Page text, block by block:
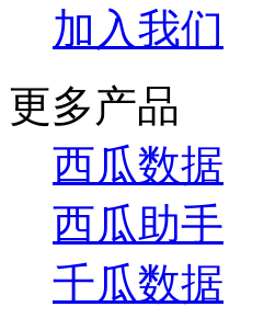
加入我们
更多产品
西瓜数据
西瓜助手
千瓜数据